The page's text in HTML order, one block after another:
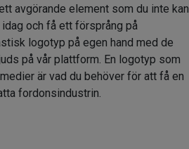
avgörande element som du inte kan
idag och få ett försprång på
logotyp på egen hand med de
på vår plattform. En logotyp som
är vad du behöver för att få en
fordonsindustrin.